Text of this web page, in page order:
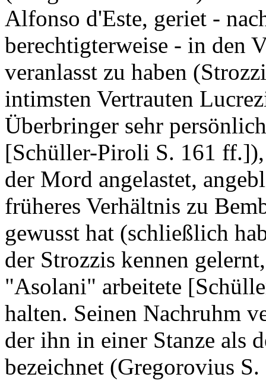
Alfonso d'Este, geriet -
berechtigterweise - in den
veranlasst zu haben
intimsten Vertrauten
Überbringer sehr
[Schüller-Piroli S. 161 ff.]),
der Mord angelastet,
früheres Verhältnis zu
gewusst hat (schließlich
der Strozzis kennen
"Asolani" arbeitete
halten. Seinen Nachruhm
der ihn in einer Stanze als
bezeichnet (Gregorovius